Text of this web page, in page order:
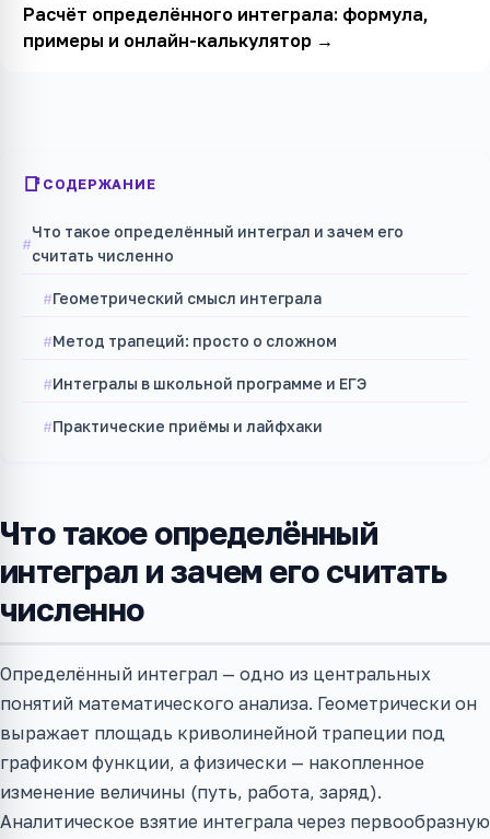
Расчёт определённого интеграла: формула,
примеры и онлайн-калькулятор→
СОДЕРЖАНИЕ
Что такое определённый интеграл и зачем его
считать численно
Геометрический смысл интеграла
Метод трапеций: просто о сложном
Интегралы в школьной программе и ЕГЭ
Практические приёмы и лайфхаки
Что такое определённый
интеграл и зачем его считать
численно
Определённый интеграл — одно из центральных
понятий математического анализа. Геометрически он
выражает площадь криволинейной трапеции под
графиком функции, а физически — накопленное
изменение величины (путь, работа, заряд).
Аналитическое взятие интеграла через первообразную